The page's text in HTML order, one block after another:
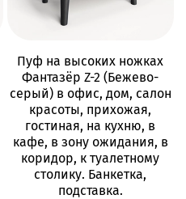
Пуф на высоких ножках
Фантазёр Z-2 (Бежево-
серый) в офис, дом, салон
красоты, прихожая,
гостиная, на кухню, в
кафе, в зону ожидания, в
коридор, к туалетному
столику. Банкетка,
подставка.